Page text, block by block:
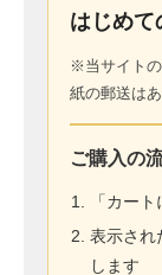
はじめて
※当サイト
紙の郵送はあ
ご購入の
「カー
表示され
します